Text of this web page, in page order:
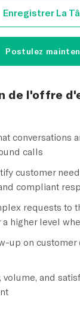
Enregistrer La
Postulez
de l'offre
conversations
calls
customer
compliant
requests to
higher level
up on customer
and